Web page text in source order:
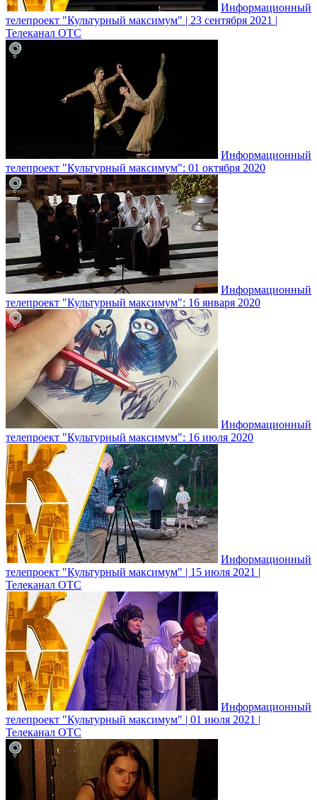
Информационный
телепроект "Культурный максимум" | 23 сентября 2021 |
Телеканал ОТС
Информационный
телепроект "Культурный максимум": 01 октября 2020
Информационный
телепроект "Культурный максимум": 16 января 2020
Информационный
телепроект "Культурный максимум": 16 июля 2020
Информационный
телепроект "Культурный максимум" | 15 июля 2021 |
Телеканал ОТС
Информационный
телепроект "Культурный максимум" | 01 июля 2021 |
Телеканал ОТС